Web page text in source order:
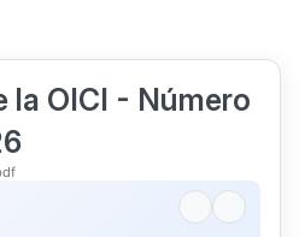
la OICI - Número